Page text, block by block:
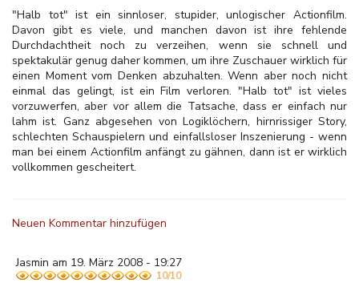
"Halb tot" ist ein sinnloser, stupider, unlogischer Actionfilm.
Davon gibt es viele, und manchen davon ist ihre fehlende
Durchdachtheit noch zu verzeihen, wenn sie schnell und
spektakulär genug daher kommen, um ihre Zuschauer wirklich für
einen Moment vom Denken abzuhalten. Wenn aber noch nicht
einmal das gelingt, ist ein Film verloren. "Halb tot" ist vieles
vorzuwerfen, aber vor allem die Tatsache, dass er einfach nur
lahm ist. Ganz abgesehen von Logiklöchern, hirnrissiger Story,
schlechten Schauspielern und einfallsloser Inszenierung - wenn
man bei einem Actionfilm anfängt zu gähnen, dann ist er wirklich
vollkommen gescheitert.
Neuen Kommentar hinzufügen
Jasmin am 19. März 2008 - 19:27
10/10